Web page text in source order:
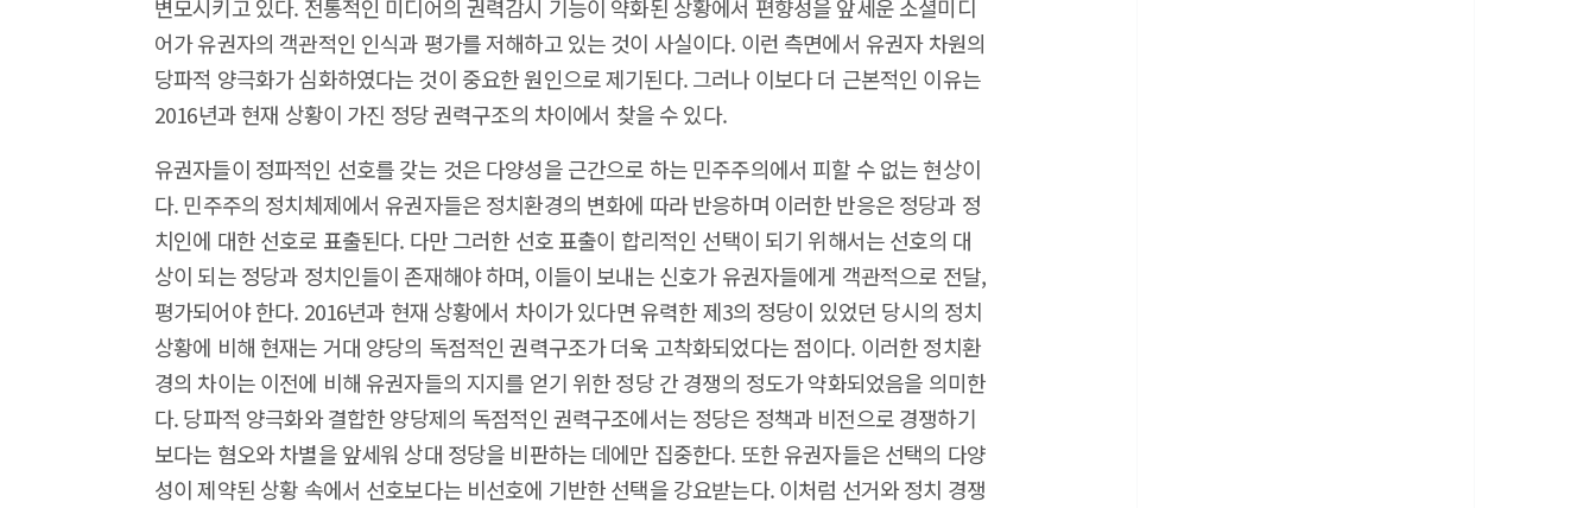
변모시키고 있다. 전통적인 미디어의 권력감시 기능이 약화된 상황에서 편향성을 앞세운 소셜미디
어가 유권자의 객관적인 인식과 평가를 저해하고 있는 것이 사실이다. 이런 측면에서 유권자 차원의
당파적 양극화가 심화하였다는 것이 중요한 원인으로 제기된다. 그러나 이보다 더 근본적인 이유는
2016년과 현재 상황이 가진 정당 권력구조의 차이에서 찾을 수 있다.
유권자들이 정파적인 선호를 갖는 것은 다양성을 근간으로 하는 민주주의에서 피할 수 없는 현상이
다. 민주주의 정치체제에서 유권자들은 정치환경의 변화에 따라 반응하며 이러한 반응은 정당과 정
치인에 대한 선호로 표출된다. 다만 그러한 선호 표출이 합리적인 선택이 되기 위해서는 선호의 대
상이 되는 정당과 정치인들이 존재해야 하며, 이들이 보내는 신호가 유권자들에게 객관적으로 전달,
평가되어야 한다. 2016년과 현재 상황에서 차이가 있다면 유력한 제3의 정당이 있었던 당시의 정치
상황에 비해 현재는 거대 양당의 독점적인 권력구조가 더욱 고착화되었다는 점이다. 이러한 정치환
경의 차이는 이전에 비해 유권자들의 지지를 얻기 위한 정당 간 경쟁의 정도가 약화되었음을 의미한
다. 당파적 양극화와 결합한 양당제의 독점적인 권력구조에서는 정당은 정책과 비전으로 경쟁하기
보다는 혐오와 차별을 앞세워 상대 정당을 비판하는 데에만 집중한다. 또한 유권자들은 선택의 다양
성이 제약된 상황 속에서 선호보다는 비선호에 기반한 선택을 강요받는다. 이처럼 선거와 정치 경쟁